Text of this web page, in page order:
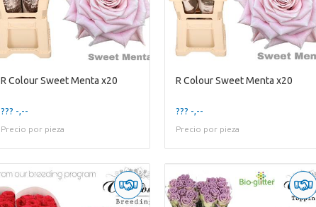
R Colour Sweet Menta x20
??? -,--
Precio por pieza
R Colour Sweet Menta x20
??? -,--
Precio por pieza